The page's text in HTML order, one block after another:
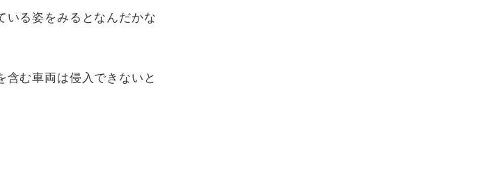
いる姿をみるとなんだかな
む車両は侵入できないと